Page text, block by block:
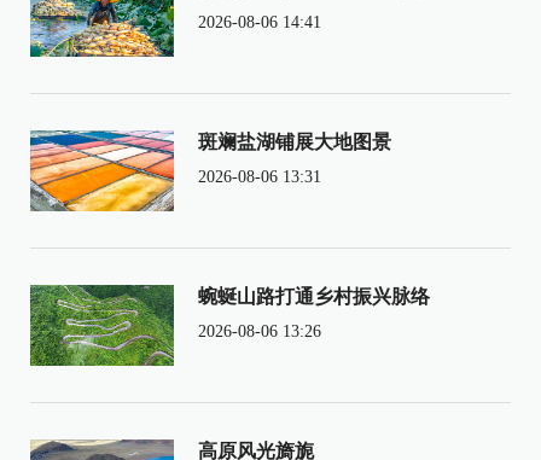
2026-08-06 14:41
斑斓盐湖铺展大地图景
2026-08-06 13:31
蜿蜒山路打通乡村振兴脉络
2026-08-06 13:26
高原风光旖旎